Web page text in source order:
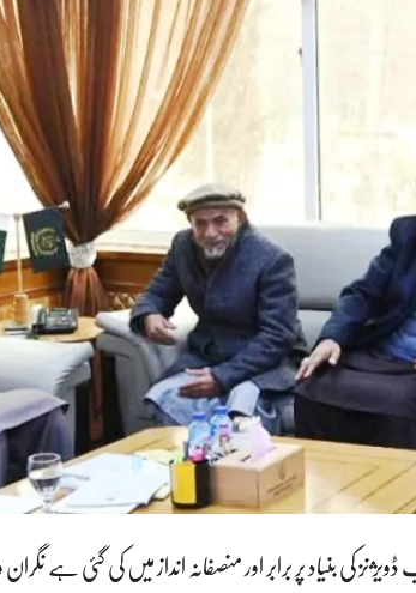
کی بنیاد پر برابر اور منصفانہ انداز میں کی گئی ہے